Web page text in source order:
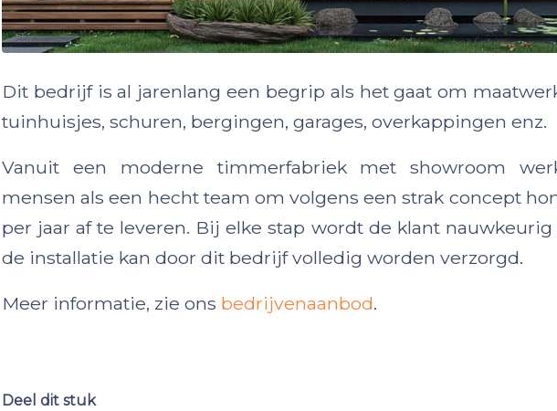
Dit bedrijf is al jarenlang een begrip als het gaat om
tuinhuisjes, schuren, bergingen, garages, overkappingen enz.
Vanuit een moderne timmerfabriek met showroom
mensen als een hecht team om volgens een strak concept
per jaar af te leveren. Bij elke stap wordt de klant
de installatie kan door dit bedrijf volledig worden verzorgd.
Meer informatie, zie ons bedrijvenaanbod.
Deel dit stuk